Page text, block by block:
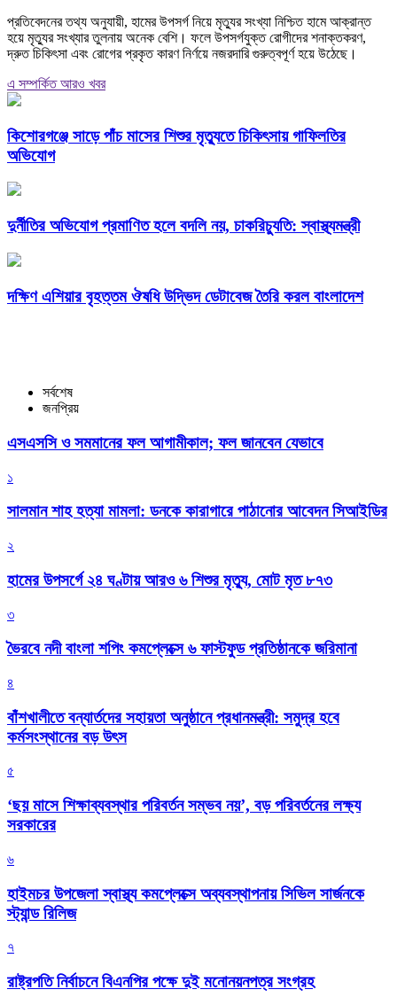
প্রতিবেদনের তথ্য অনুযায়ী, হামের উপসর্গ নিয়ে মৃত্যুর সংখ্যা নিশ্চিত হামে আক্রান্ত
হয়ে মৃত্যুর সংখ্যার তুলনায় অনেক বেশি। ফলে উপসর্গযুক্ত রোগীদের শনাক্তকরণ,
দ্রুত চিকিৎসা এবং রোগের প্রকৃত কারণ নির্ণয়ে নজরদারি গুরুত্বপূর্ণ হয়ে উঠেছে।
এ সম্পর্কিত আরও খবর
কিশোরগঞ্জে সাড়ে পাঁচ মাসের শিশুর মৃত্যুতে চিকিৎসায় গাফিলতির
অভিযোগ
দুর্নীতির অভিযোগ প্রমাণিত হলে বদলি নয়, চাকরিচ্যুতি: স্বাস্থ্যমন্ত্রী
দক্ষিণ এশিয়ার বৃহত্তম ঔষধি উদ্ভিদ ডেটাবেজ তৈরি করল বাংলাদেশ
সর্বশেষ
জনপ্রিয়
এসএসসি ও সমমানের ফল আগামীকাল; ফল জানবেন যেভাবে
১
সালমান শাহ হত্যা মামলা: ডনকে কারাগারে পাঠানোর আবেদন সিআইডির
২
হামের উপসর্গে ২৪ ঘণ্টায় আরও ৬ শিশুর মৃত্যু, মোট মৃত ৮৭৩
৩
ভৈরবে নদী বাংলা শপিং কমপ্লেক্সে ৬ ফাস্টফুড প্রতিষ্ঠানকে জরিমানা
৪
বাঁশখালীতে বন্যার্তদের সহায়তা অনুষ্ঠানে প্রধানমন্ত্রী: সমুদ্র হবে
কর্মসংস্থানের বড় উৎস
৫
‘ছয় মাসে শিক্ষাব্যবস্থার পরিবর্তন সম্ভব নয়’, বড় পরিবর্তনের লক্ষ্য
সরকারের
৬
হাইমচর উপজেলা স্বাস্থ্য কমপ্লেক্সে অব্যবস্থাপনায় সিভিল সার্জনকে
স্ট্যান্ড রিলিজ
৭
রাষ্ট্রপতি নির্বাচনে বিএনপির পক্ষে দুই মনোনয়নপত্র সংগ্রহ